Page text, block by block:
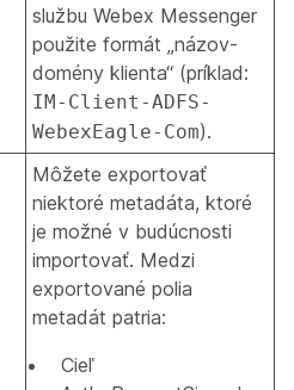
službu Webex Messenger
použite formát „názov-
domény klienta“ (príklad:
IM-Client-ADFS-
WebexEagle-Com).
Môžete exportovať
niektoré metadáta, ktoré
je možné v budúcnosti
importovať. Medzi
exportované polia
metadát patria:
Cieľ